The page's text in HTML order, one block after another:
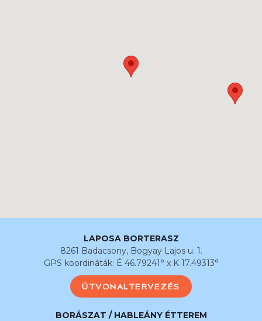
LAPOSA BORTERASZ
8261 Badacsony, Bogyay Lajos u. 1.
GPS koordináták: É 46.79241° x K 17.49313°
ÚTVONALTERVEZÉS
BORÁSZAT / HABLEÁNY ÉTTEREM